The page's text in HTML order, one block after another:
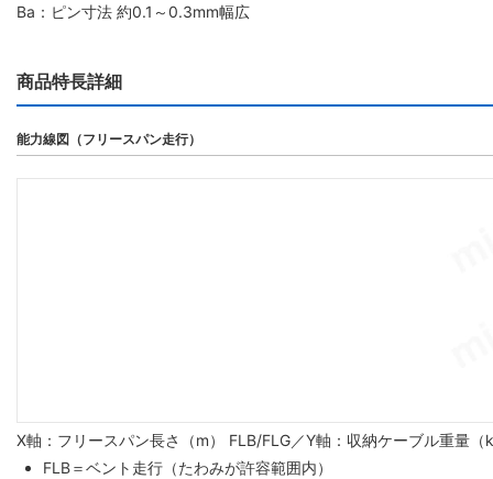
Ba：ピン寸法 約0.1～0.3mm幅広
商品特長詳細
能力線図（フリースパン走行）
X軸：フリースパン長さ（m） FLB/FLG／Y軸：収納ケーブル重量
FLB＝ベント走行（たわみが許容範囲内）